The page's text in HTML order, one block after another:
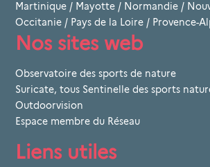
Martinique / Mayotte / Normandie /
Occitanie / Pays de la Loire / Provence-
Nos sites web
Observatoire des sports de nature
Suricate, tous Sentinelle des sports
Outdoorvision
Espace membre du Réseau
Liens utiles